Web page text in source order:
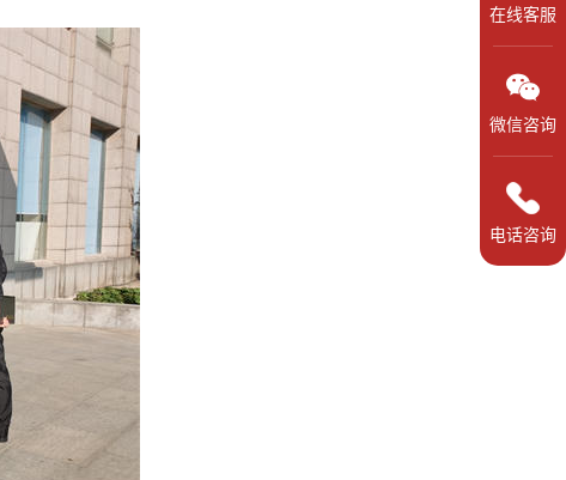
在线客服
微信咨询
电话咨询